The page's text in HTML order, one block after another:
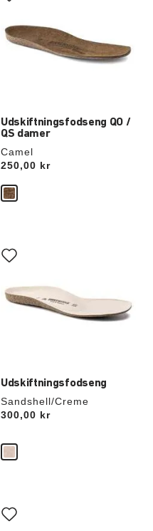
Udskiftningsfodseng QO /
QS damer
Camel
Price:
250,00 kr
prøvefarver
opdatere
produktbilledet
Udskiftningsfodseng
Sandshell/Creme
Price:
300,00 kr
med
prøvefarver
opdatere
produktbilledet
med
prøvefarver